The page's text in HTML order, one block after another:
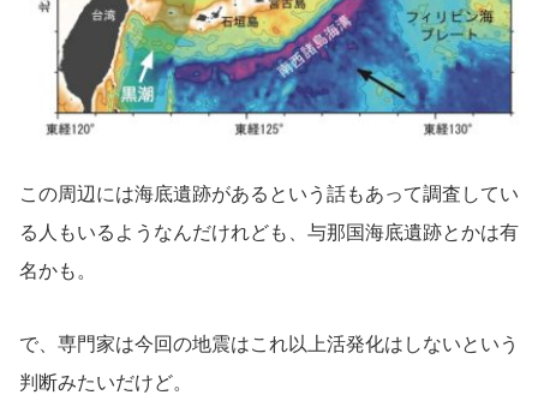
この周辺には海底遺跡があるという話もあって調査してい
る人もいるようなんだけれども、与那国海底遺跡とかは有
名かも。
で、専門家は今回の地震はこれ以上活発化はしないという
判断みたいだけど。